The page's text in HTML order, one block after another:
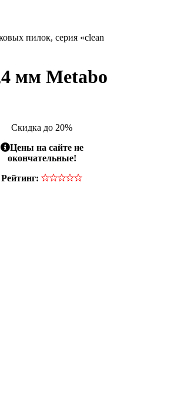
пилок, серия «clean
мм Metabo
Скидка до 20%
Цены на сайте не
окончательные!
Рейтинг: